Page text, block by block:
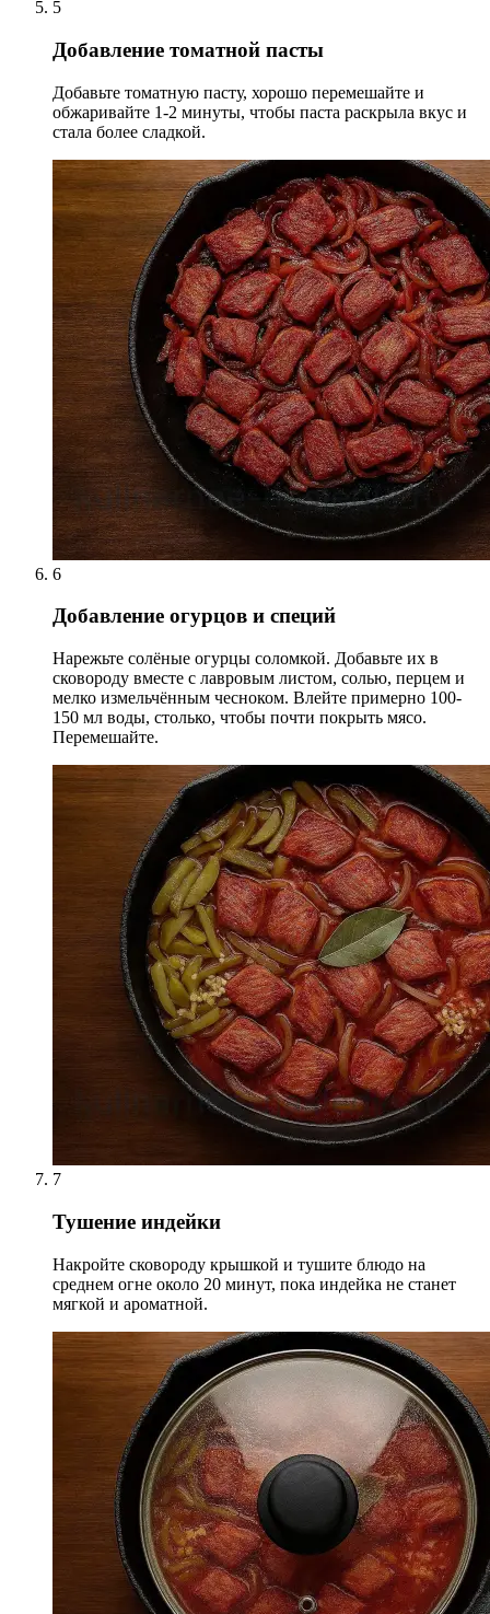
5
Добавление томатной пасты
Добавьте томатную пасту, хорошо перемешайте и
обжаривайте 1-2 минуты, чтобы паста раскрыла вкус и
стала более сладкой.
6
Добавление огурцов и специй
Нарежьте солёные огурцы соломкой. Добавьте их в
сковороду вместе с лавровым листом, солью, перцем и
мелко измельчённым чесноком. Влейте примерно 100-
150 мл воды, столько, чтобы почти покрыть мясо.
Перемешайте.
7
Тушение индейки
Накройте сковороду крышкой и тушите блюдо на
среднем огне около 20 минут, пока индейка не станет
мягкой и ароматной.